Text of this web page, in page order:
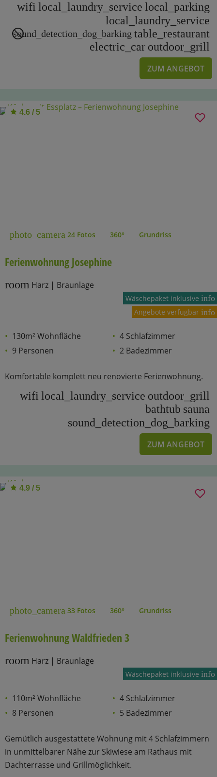
wifi local_laundry_service local_parking
local_laundry_service
sound_detection_dog_barking table_restaurant
electric_car outdoor_grill
ZUM ANGEBOT
4.6 / 5
photo_camera 24 Fotos 360° Grundriss
Ferienwohnung Josephine
room Harz | Braunlage
Wäschepaket inklusiveinfo
Angebote verfügbar info
130m² Wohnfläche
9 Personen
4 Schlafzimmer
2 Badezimmer
Komfortable komplett neu renovierte Ferienwohnung.
wifi local_laundry_service outdoor_grill
bathtub sauna
sound_detection_dog_barking
ZUM ANGEBOT
4.9 / 5
photo_camera 33 Fotos 360° Grundriss
Ferienwohnung Waldfrieden 3
room Harz | Braunlage
Wäschepaket inklusive info
110m² Wohnfläche
8 Personen
4 Schlafzimmer
5 Badezimmer
Gemütlich ausgestattete Wohnung mit 4 Schlafzimmern
in unmittelbarer Nähe zur Skiwiese am Rathaus mit
Dachterrasse und Grillmöglichkeit.